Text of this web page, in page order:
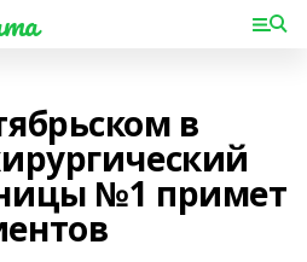
в
№1 примет